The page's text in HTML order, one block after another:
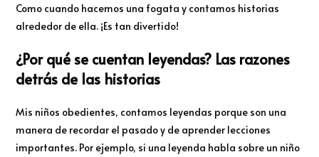
Como cuando hacemos una fogata y contamos historias
alrededor de ella. ¡Es tan divertido!
¿Por qué se cuentan leyendas? Las razones
detrás de las historias
Mis niños obedientes, contamos leyendas porque son una
manera de recordar el pasado y de aprender lecciones
importantes. Por ejemplo, si una leyenda habla sobre un niño